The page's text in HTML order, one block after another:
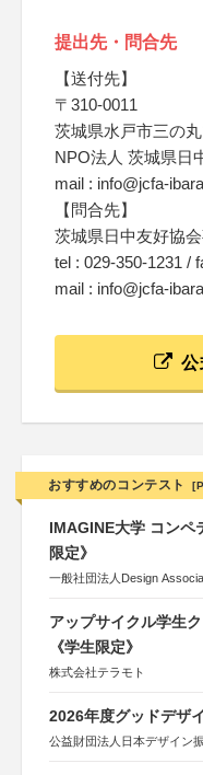
提出先・問合先
【送付先】
〒310-0011
茨城県水戸市三の
NPO法人 茨城県日
mail : info@jcfa-
【問合先】
茨城県日中友好協
tel : 029-350-1231 /
mail : info@jcfa-
おすすめのコンテスト
IMAGINE大学 コンペ
限定》
一般社団法人Design
アップサイクル学生
《学生限定》
株式会社テラモト
2026年度グッドデザ
公益財団法人日本デザイン